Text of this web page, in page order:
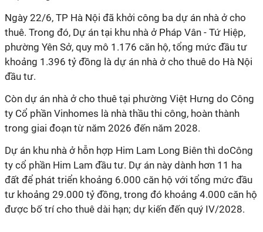
Ngày 22/6, TP Hà Nội đã khởi công ba dự án nhà ở cho
thuê. Trong đó, Dự án tại khu nhà ở Pháp Vân - Tứ Hiệp,
phường Yên Sở, quy mô 1.176 căn hộ, tổng mức đầu tư
khoảng 1.396 tỷ đồng là dự án nhà ở cho thuê do Hà Nội
đầu tư.
Còn dự án nhà ở cho thuê tại phường Việt Hưng do Công
ty Cổ phần Vinhomes là nhà thầu thi công, hoàn thành
trong giai đoạn từ năm 2026 đến năm 2028.
Dự án khu nhà ở hỗn hợp Him Lam Long Biên thì doCông
ty cổ phần Him Lam đầu tư. Dự án này dành hơn 11 ha
đất để phát triển khoảng 6.000 căn hộ với tổng mức đầu
tư khoảng 29.000 tỷ đồng, trong đó khoảng 4.000 căn hộ
được bố trí cho thuê dài hạn; dự kiến đến quý IV/2028.